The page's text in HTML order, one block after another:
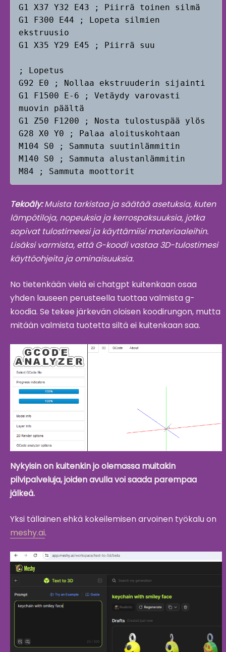
G1 X37 Y32 E43 ; Piirrä toinen silmä
G1 F300 E44 ; Lopeta silmien
ekstruusio
G1 X35 Y29 E45 ; Piirrä suu
; Lopetus
G92 E0 ; Nollaa ekstruuderin sijainti
G1 F1500 E-6 ; Vetäydy varovasti
muovin päältä
G1 Z50 F1200 ; Nosta tulostuspää ylös
G28 X0 Y0 ; Palaa aloituskohtaan
M104 S0 ; Sammuta suutinlämmitin
M140 S0 ; Sammuta alustanlämmitin
M84 ; Sammuta moottorit
Tekoäly: Muista tarkistaa ja säätää asetuksia, kuten
lämpötiloja, nopeuksia ja kerrospaksuuksia, jotka
sopivat tulostimeesi ja käyttämiisi materiaaleihin.
Lisäksi varmista, että G-koodi vastaa 3D-tulostimesi
käyttöohjeita ja ominaisuuksia.
No tietenkään vielä ei chatgpt kuitenkaan osaa
yhden lauseen perusteella tuottaa valmista g-
koodia. Se tekee järkevän oloisen koodirungon, mutta
mitään valmista tuotetta siltä ei kuitenkaan saa.
Nykyisin on kuitenkin jo olemassa muitakin
pilvipalveluja, joiden avulla voi saada parempaa
jälkeä.
Yksi tällainen ehkä kokeilemisen arvoinen työkalu on
meshy.ai.